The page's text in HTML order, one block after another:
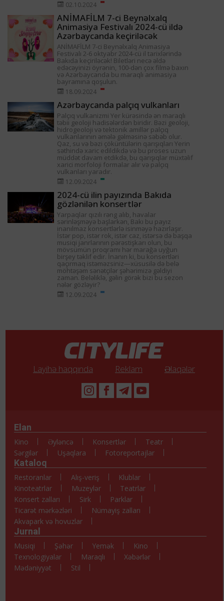
02.10.2024
ANİMAFİLM 7-ci Beynəlxalq
Animasiya Festivalı 2024-cü ildə
Azərbaycanda keçiriləcək
ANİMAFİLM 7-ci Beynəlxalq Animasiya
Festivalı 2-6 oktyabr 2024-cü il tarixlərində
Bakıda keçiriləcək! Biletləri necə əldə
edəcəyinizi öyrənin, 100-dən çox filmə baxın
və Azərbaycanda bu maraqlı animasiya
bayramına qoşulun.
18.09.2024
Azərbaycanda palçıq vulkanları
Palçıq vulkanizmi Yer kürəsində ən maraqlı
təbii geoloji hadisələrdən biridir. Bəzi geoloji,
hidrogeoloji və tektonik amillər palçıq
vulkanlarının əmələ gəlməsinə səbəb olur.
Qaz, su və bəzi çöküntülərin qarışıqları Yerin
səthində xaric edildikdə və bu proses uzun
müddət davam etdikdə, bu qarışıqlar müxtəlif
xarici morfoloji formalar alır və palçıq
vulkanları yaradır.
12.09.2024
2024-cü ilin payızında Bakıda
gözlənilən konsertlər
Yarpaqlar qızılı rəng alıb, havalar
sərinləşməyə başlarkən, Bakı bu payız
inanılmaz konsertlərlə isinməyə hazırlaşır.
İstər pop, istər rok, istər caz, istərsə də başqa
musiqi janrlarının pərəstişkarı olun, bu
mövsümün proqramı hər marağa uyğun
birşey təklif edir. İnanın ki, bu konsertləri
qaçırmaq istəməzsiniz—xüsusilə də belə
möhtəşəm sənətçilər şəhərimizə gəldiyi
zaman. Beləliklə, gəlin görək bizi bu sezon
nələr gözləyir?
12.09.2024
Layihə haqqında Reklam Əlaqələr
Elan
Kino Əyləncə Konsertlər
Teatr
Sərgilər
Uşaqlara Fotoreportajlar
Kataloq
Restoranlar Alış-veriş
Klublar
Kinoteatrlar
Muzeylər
Teatrlar
Konsert zalları
Sirk
Parklar
Ticarət mərkəzləri
Nümayiş zalları
Akvapark və hovuzlar
Jurnal
Musiqi Şəhər Yemək
Kino
Texnologiyalar
Maraqlı
Xəbərlər
Mədəniyyət
Stil